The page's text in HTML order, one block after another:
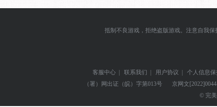
抵制不良游戏，拒绝盗版游戏。注意自我
客服中心 | 联系我们 | 用户协议 |
个人信息
（署）网出证（皖）字第013号
京网文
© 完美